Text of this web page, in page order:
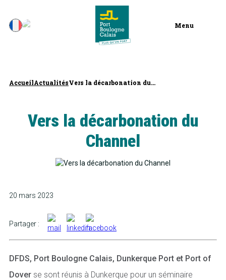
Menu
AccueilActualitésVers la décarbonation du...
Vers la décarbonation du
Channel
20 mars 2023
Partager :
DFDS, Port Boulogne Calais, Dunkerque Port et Port of
Dover se sont réunis à Dunkerque pour un séminaire